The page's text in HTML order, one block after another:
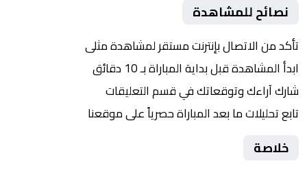
نصائح للمشاهدة
تأكد من الاتصال بإنترنت مستقر لمشاهدة مثلى
ابدأ المشاهدة قبل بداية المباراة بـ 10 دقائق
شارك آراءك وتوقعاتك في قسم التعليقات
تابع تحليلات ما بعد المباراة حصرياً على موقعنا
خلاصة